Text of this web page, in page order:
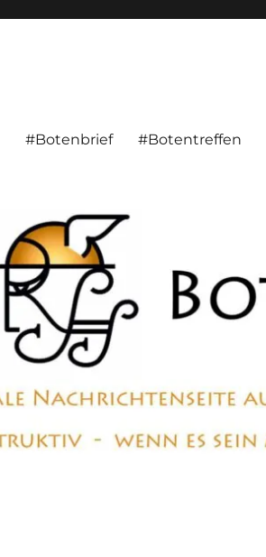
#Botenbrief #Botentreffen